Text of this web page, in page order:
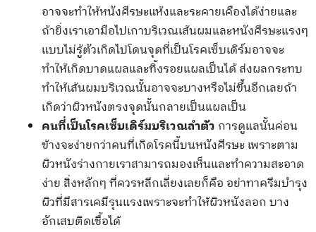
อาจจะทำให้หนังศีรษะแห้งและระคายเคืองได้ง่ายและ
ถ้ายิ่งเราเอามือไปเกาบริเวณเส้นผมและหนังศีรษะแรงๆ
แบบไม่รู้ตัวเกิดไปโดนจุดที่เป็นโรคเซ็บเดิร์มอาจจะ
ทำให้เกิดบาดแผลและทิ้งรอยแผลเป็นได้ ส่งผลกระทบ
ทำให้เส้นผมบริเวณนั้นอาจจะบางหรือไม่ขึ้นอีกเลยถ้า
เกิดว่าผิวหนังตรงจุดนั้นกลายเป็นแผลเป็น
คนที่เป็นโรคเซ็บเดิร์มบริเวณลำตัว การดูแลนั้นค่อน
ข้างจะง่ายกว่าคนที่เกิดโรคนี้บนหนังศีรษะ เพราะตาม
ผิวหนังร่างกายเราสามารถมองเห็นและทำความสะอาด
ง่าย สิ่งหลักๆ ที่ควรหลีกเลี่ยงเลยก็คือ อย่าทาครีมบำรุง
ผิวที่มีสารเคมีรุนแรงเพราะจะทำให้ผิวหนังลอก บาง
อักเสบติดเชื้อได้